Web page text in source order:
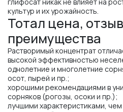
культур и их урожайность.
Тотал цена,
преимущества
Растворимый концентрат
высокой эффективностью
однолетние и многолетние
осот, пырей и пр.;
хорошими рекомендациями в
сорняков (рогозы, осоки и пр.);
лучшими характеристиками, чем